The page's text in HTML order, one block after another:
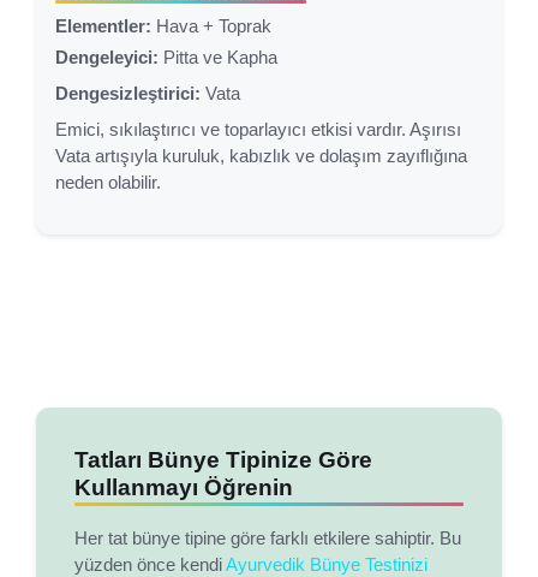
Elementler: Hava + Toprak
Dengeleyici: Pitta ve Kapha
Dengesizleştirici: Vata
Emici, sıkılaştırıcı ve toparlayıcı etkisi vardır. Aşırısı
Vata artışıyla kuruluk, kabızlık ve dolaşım zayıflığına
neden olabilir.
Tatları Bünye Tipinize Göre
Kullanmayı Öğrenin
Her tat bünye tipine göre farklı etkilere sahiptir. Bu
yüzden önce kendiAyurvedik Bünye Testinizi